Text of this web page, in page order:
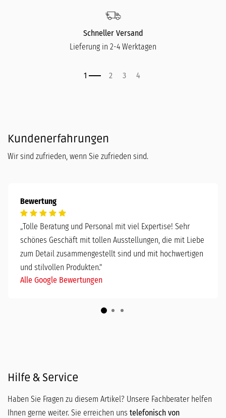
Schneller Versand
Lieferung in 2-4 Werktagen
Kundenerfahrungen
Wir sind zufrieden, wenn Sie zufrieden sind.
Bewertung
„Tolle Beratung und Personal mit viel Expertise! Sehr
schönes Geschäft mit tollen Ausstellungen, die mit Liebe
zum Detail zusammengestellt sind und mit hochwertigen
und stilvollen Produkten."
Alle Google Bewertungen
Hilfe & Service
Haben Sie Fragen zu diesem Artikel? Unsere Fachberater helfen
Ihnen gerne weiter. Sie erreichen uns telefonisch von